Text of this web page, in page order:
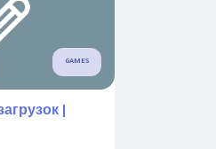
GAMES
|